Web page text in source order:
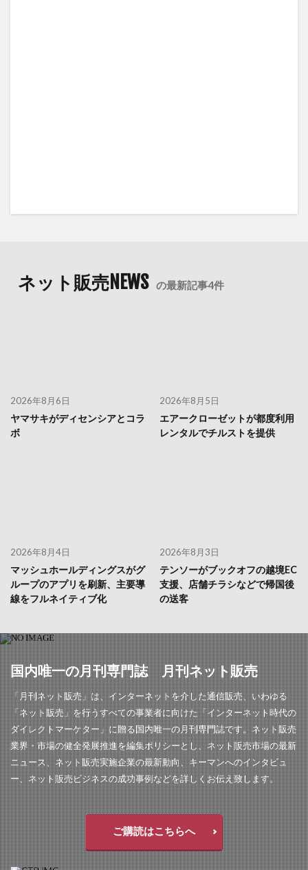
ネット販売NEWS の最新記事4件
2026年8月6日
ヤマサキがディセンシアとコラ
ボ
2026年8月5日
エアークローゼットが都度利用
レンタルでチルストを提供
2026年8月4日
マッシュホールディングスがグ
ループのアプリを刷新、主要導
線をフルネイティブ化
2026年8月3日
テンソーがブックオフの越境EC
支援、店舗チラシなどで帰国後
の送客
国内唯一の月刊専門誌 月刊ネット販売
「月刊ネット販売」は、インターネットを介した通信販売、いわゆる
「ネット販売」を行うすべての事業者に向けた「インターネット時代の
ダイレクトマーケター」に贈る国内唯一の月刊専門誌です。ネット販売
業界・市場の健全発展推進を編集ポリシーとし、ネット販売市場の最新
ニュース、ネット販売実施企業の最新動向、キーマンへのインタビュ
ー、ネット販売ビジネスの成功事例などを詳しくお伝え致します。
ご購読はこちらへ